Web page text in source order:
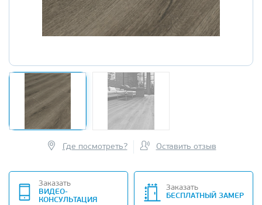
Где посмотреть? Оставить отзыв
Заказать
ВИДЕО-
КОНСУЛЬТАЦИЯ
Заказать
БЕСПЛАТНЫЙ ЗАМЕР